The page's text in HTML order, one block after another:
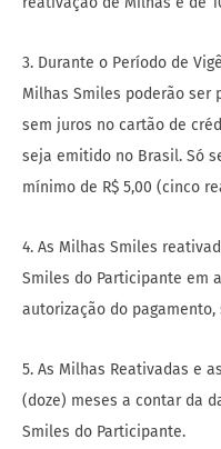
3. Durante o Período de
Milhas Smiles poderão ser
sem juros no cartão de
seja emitido no Brasil. Só
mínimo de R$ 5,00 (cinco
4. As Milhas Smiles
Smiles do Participante em
autorização do
5. As Milhas Reativadas e
(doze) meses a contar da
Smiles do Participante.